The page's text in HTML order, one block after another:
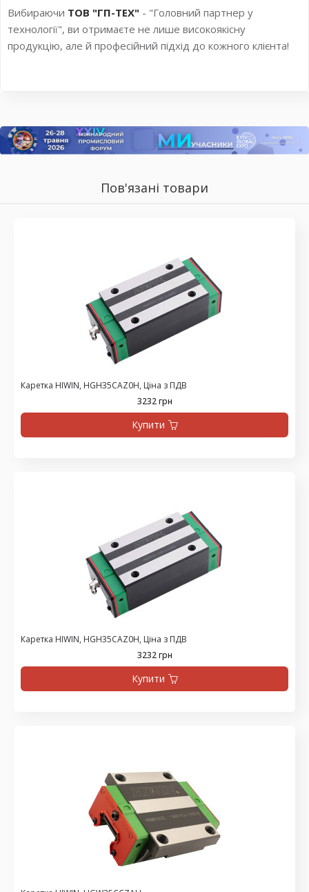
Вибираючи ТОВ "ГП-ТЕХ" - "Головний партнер у
технології", ви отримаєте не лише високоякісну
продукцію, але й професійний підхід до кожного клієнта!
Пов'язані товари
Каретка HIWIN, HGH35CAZ0H, Ціна з ПДВ
3232 грн
Купити
Каретка HIWIN, HGH35CAZ0H, Ціна з ПДВ
3232 грн
Купити